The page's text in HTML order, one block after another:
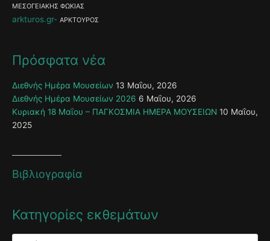
ΜΕΣΟΓΕΙΑΚΗΣ ΦΩΚΙΑΣ
arkturos.gr ΑΡΚΤΟΥΡΟΣ
Πρόσφατα νέα
Διεθνής Ημέρα Μουσείων 13 Μαΐου, 2026
Διεθνής Ημέρα Μουσείων 2026 6 Μαΐου, 2026
Κυριακή 18 Μαΐου – ΠΑΓΚΟΣΜΙΑ ΗΜΕΡΑ ΜΟΥΣΕΙΩΝ 10 Μαΐου,
2025
Βιβλιογραφία
Κατηγορίες εκθεμάτων